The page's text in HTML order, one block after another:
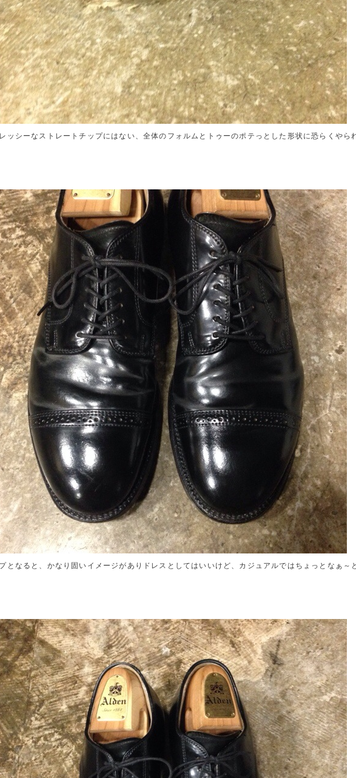
ッシーなストレートチップにはない、全体のフォルムとトゥーのポテっとした形状に恐らくやら
となると、かなり固いイメージがありドレスとしてはいいけど、カジュアルではちょっとなぁ～